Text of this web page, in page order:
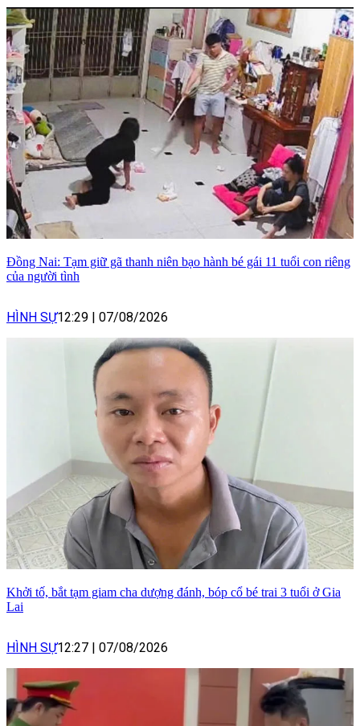
Đồng Nai: Tạm giữ gã thanh niên bạo hành bé gái 11 tuổi con riêng
của người tình
HÌNH SỰ12:29 | 07/08/2026
Khởi tố, bắt tạm giam cha dượng đánh, bóp cổ bé trai 3 tuổi ở Gia
Lai
HÌNH SỰ12:27 | 07/08/2026